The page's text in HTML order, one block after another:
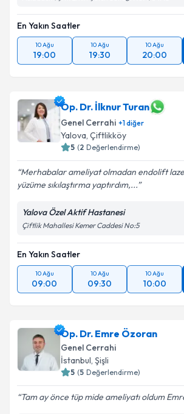
En Yakın Saatler
10 Ağu
19:00
10 Ağu
19:30
10 Ağu
20:00
Op. Dr. İlknur Turan
Genel Cerrahi +1diğer
Yalova, Çiftlikköy
5 (2 Değerlendirme)
Merhabalar ameliyat olmadan endolift
yüzüme sıkılaştırma yaptırdım,...
Yalova Özel Aktif Hastanesi
Çiftlik Mahallesi Kemer Caddesi No:5
En Yakın Saatler
10 Ağu
09:00
10 Ağu
09:30
10 Ağu
10:00
Op. Dr. Emre Özoran
Genel Cerrahi
İstanbul, Şişli
5 (5 Değerlendirme)
Tam ay önce tüp mide ameliyatı oldum